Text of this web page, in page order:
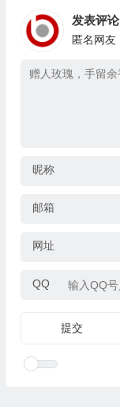
发表评论
匿名网友
昵称
邮箱
网址
QQ